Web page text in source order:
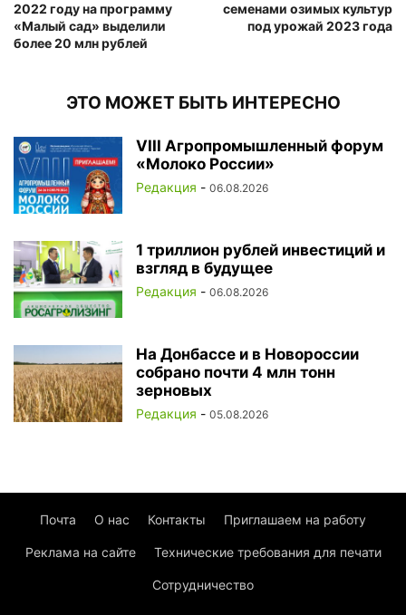
2022 году на программу
«Малый сад» выделили
более 20 млн рублей
семенами озимых культур
под урожай 2023 года
ЭТО МОЖЕТ БЫТЬ ИНТЕРЕСНО
VIII Агропромышленный форум
«Молоко России»
Редакция - 06.08.2026
1 триллион рублей инвестиций и
взгляд в будущее
Редакция - 06.08.2026
На Донбассе и в Новороссии
собрано почти 4 млн тонн
зерновых
Редакция - 05.08.2026
Почта О нас Контакты Приглашаем на работу
Реклама на сайте Технические требования для печати
Сотрудничество